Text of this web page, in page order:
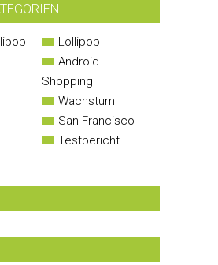
Lollipop
Android
Shopping
Wachstum
San Francisco
Testbericht